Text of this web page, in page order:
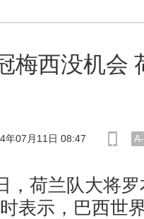
梅西没机会
年07月11日 08:47 A-
荷兰队大将罗
表示，巴西世